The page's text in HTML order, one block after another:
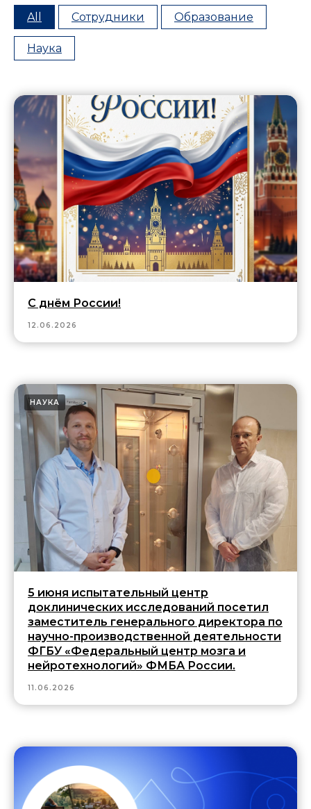
All Сотрудники Образование
Наука
С днём России!
12.06.2026
НАУКА
5 июня испытательный центр
доклинических исследований посетил
заместитель генерального директора по
научно-производственной деятельности
ФГБУ «Федеральный центр мозга и
нейротехнологий» ФМБА России.
11.06.2026